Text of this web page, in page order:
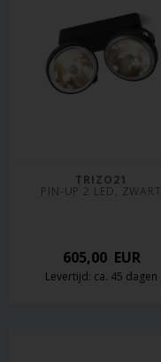
TRIZO21
PIN-UP 2 LED, ZWART
605,00EUR
Levertijd: ca. 45 dagen